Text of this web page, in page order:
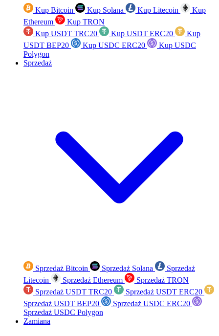
Kup Bitcoin Kup Solana Kup Litecoin
Kup
Ethereum
Kup TRON
Kup USDT TRC20
Kup USDT ERC20
Kup
USDT BEP20
Kup USDC ERC20
Kup USDC
Polygon
Sprzedaż
Sprzedaż Bitcoin Sprzedaż Solana
Sprzedaż
Litecoin
Sprzedaż Ethereum
Sprzedaż TRON
Sprzedaż USDT TRC20
Sprzedaż USDT ERC20
Sprzedaż USDT BEP20
Sprzedaż USDC ERC20
Sprzedaż USDC Polygon
Zamiana